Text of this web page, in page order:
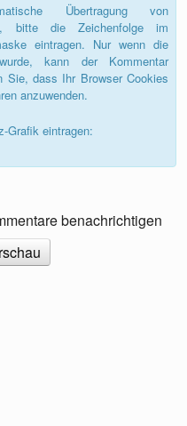
Übertragung von
bitte die Zeichenfolge im
eintragen. Nur wenn die
kann der Kommentar
Sie, dass Ihr Browser Cookies
anzuwenden.
Grafik eintragen:
benachrichtigen